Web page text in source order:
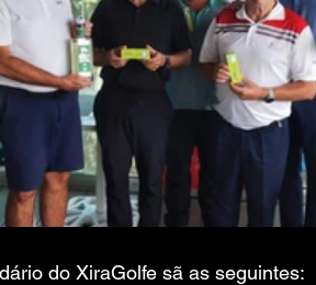
do XiraGolfe sã as seguintes: